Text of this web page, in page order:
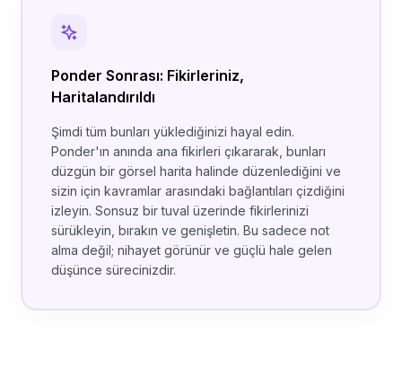
Ponder Sonrası: Fikirleriniz,
Haritalandırıldı
Şimdi tüm bunları yüklediğinizi hayal edin.
Ponder'ın anında ana fikirleri çıkararak, bunları
düzgün bir görsel harita halinde düzenlediğini ve
sizin için kavramlar arasındaki bağlantıları çizdiğini
izleyin. Sonsuz bir tuval üzerinde fikirlerinizi
sürükleyin, bırakın ve genişletin. Bu sadece not
alma değil; nihayet görünür ve güçlü hale gelen
düşünce sürecinizdir.